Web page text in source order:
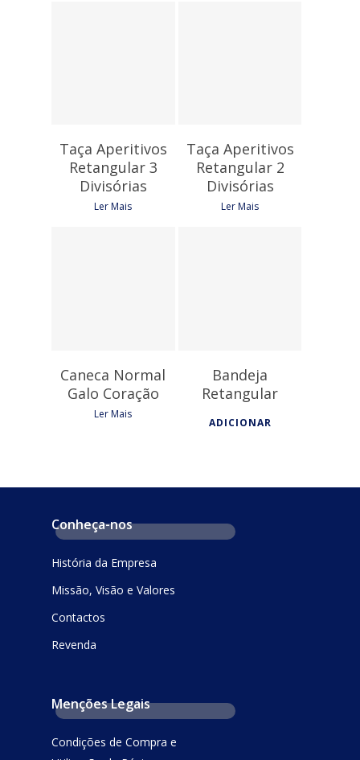
Taça Aperitivos
Retangular 3
Divisórias
Ler Mais
Taça Aperitivos
Retangular 2
Divisórias
Ler Mais
Caneca Normal
Galo Coração
Ler Mais
Bandeja
Retangular
ADICIONAR
Conheça-nos
História da Empresa
Missão, Visão e Valores
Contactos
Revenda
Menções Legais
Condições de Compra e